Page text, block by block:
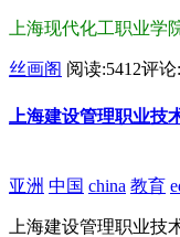
上海现代化工职业
丝画阁 阅读:5412评论
上海建设管理职业技
亚洲 中国 china 教育
上海建设管理职业技